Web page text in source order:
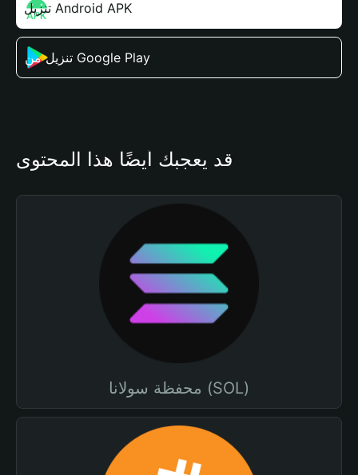
تنزيل Android APK
تنزيل من Google Play
قد يعجبك أيضًا هذا المحتوى
محفظة سولانا (SOL)